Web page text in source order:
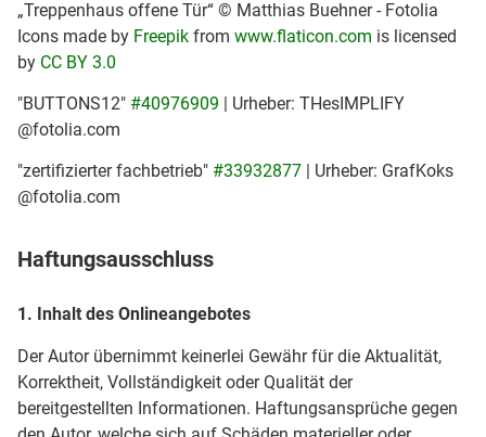
„Treppenhaus offene Tür“ © Matthias Buehner - Fotolia
Icons made by Freepik from www.flaticon.com is licensed
by CC BY 3.0
"BUTTONS12" #40976909 | Urheber: THesIMPLIFY
@fotolia.com
"zertifizierter fachbetrieb" #33932877 | Urheber: GrafKoks
@fotolia.com
Haftungsausschluss
1. Inhalt des Onlineangebotes
Der Autor übernimmt keinerlei Gewähr für die Aktualität,
Korrektheit, Vollständigkeit oder Qualität der
bereitgestellten Informationen. Haftungsansprüche gegen